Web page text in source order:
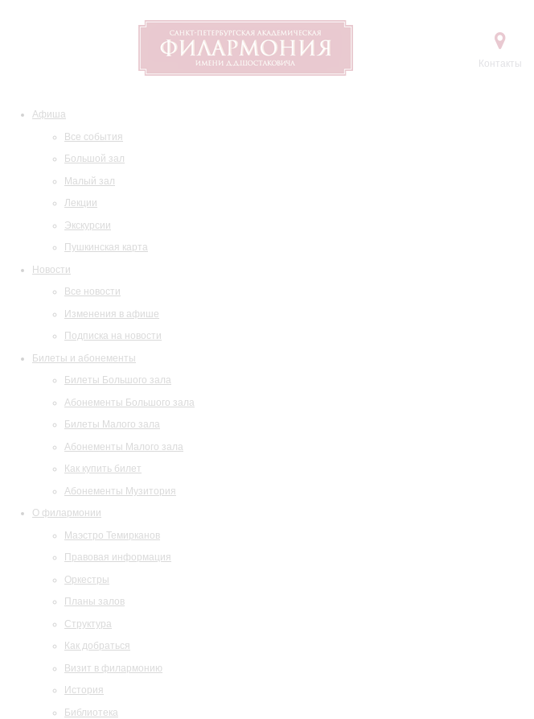
Контакты
Афиша
Все события
Большой зал
Малый зал
Лекции
Экскурсии
Пушкинская карта
Новости
Все новости
Изменения в афише
Подписка на новости
Билеты и абонементы
Билеты Большого зала
Абонементы Большого зала
Билеты Малого зала
Абонементы Малого зала
Как купить билет
Абонементы Музитория
О филармонии
Маэстро Темирканов
Правовая информация
Оркестры
Планы залов
Структура
Как добраться
Визит в филармонию
История
Библиотека